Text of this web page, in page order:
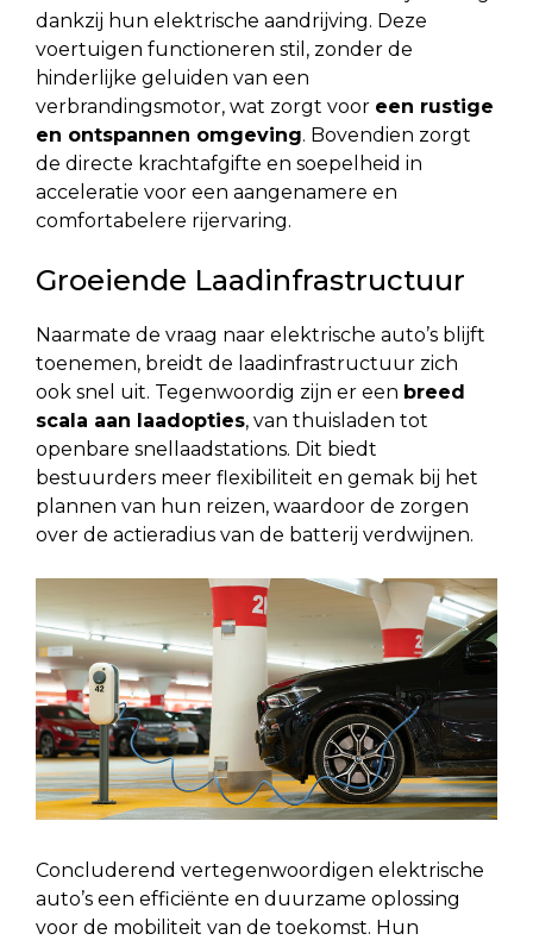
dankzij hun elektrische aandrijving. Deze
voertuigen functioneren stil, zonder de
hinderlijke geluiden van een
verbrandingsmotor, wat zorgt voor een rustige
en ontspannen omgeving. Bovendien zorgt
de directe krachtafgifte en soepelheid in
acceleratie voor een aangenamere en
comfortabelere rijervaring.
Groeiende Laadinfrastructuur
Naarmate de vraag naar elektrische auto’s blijft
toenemen, breidt de laadinfrastructuur zich
ook snel uit. Tegenwoordig zijn er een breed
scala aan laadopties, van thuisladen tot
openbare snellaadstations. Dit biedt
bestuurders meer flexibiliteit en gemak bij het
plannen van hun reizen, waardoor de zorgen
over de actieradius van de batterij verdwijnen.
Concluderend vertegenwoordigen elektrische
auto’s een efficiënte en duurzame oplossing
voor de mobiliteit van de toekomst. Hun